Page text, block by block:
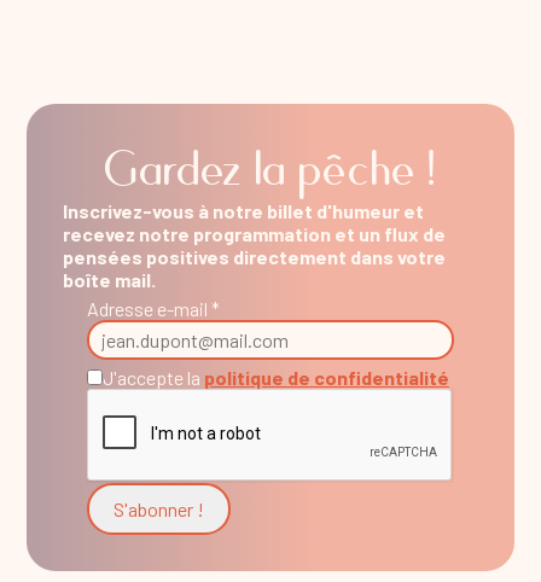
Gardez la pêche !
Inscrivez-vous à notre billet d'humeur et
recevez notre programmation et un flux de
pensées positives directement dans votre
boîte mail.
Adresse e-mail *
J'accepte la politique de confidentialité